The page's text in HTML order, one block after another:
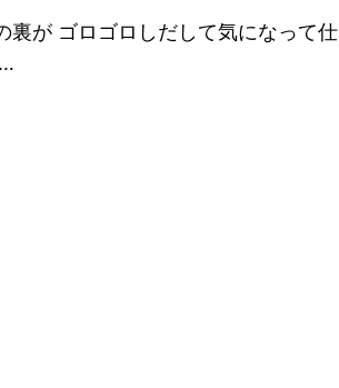
裏が ゴロゴロしだして気になって仕